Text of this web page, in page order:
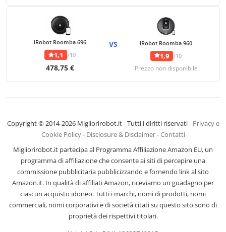
iRobot Roomba 696
1,1 /10
478,75 €
VS iRobot Roomba 960
1,9 /10
Prezzo non disponibile
Copyright © 2014-2026 Migliorirobot.it - Tutti i diritti riservati - Privacy e
Cookie Policy- Disclosure & Disclaimer-Contatti
Migliorirobot.it partecipa al Programma Affiliazione Amazon EU, un
programma di affiliazione che consente ai siti di percepire una
commissione pubblicitaria pubblicizzando e fornendo link al sito
Amazon.it. In qualità di affiliati Amazon, riceviamo un guadagno per
ciascun acquisto idoneo. Tutti i marchi, nomi di prodotti, nomi
commerciali, nomi corporativi e di società citati su questo sito sono di
proprietà dei rispettivi titolari.